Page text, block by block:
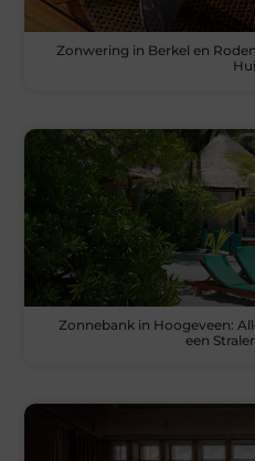
Zonwering in Berkel en
Zonnebank in Hoogeveen:
een